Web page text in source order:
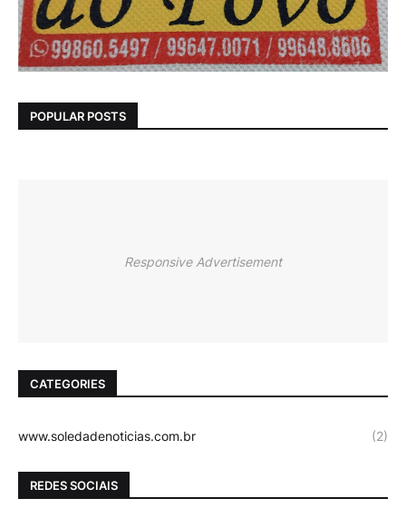
POPULAR POSTS
Responsive Advertisement
CATEGORIES
www.soledadenoticias.com.br (2)
REDES SOCIAIS